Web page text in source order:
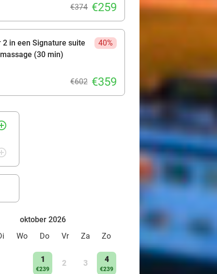
€374 €259
in een Signature suite
(30 min)
40%
€602 €359
oktober 2026
Wo Do Vr Za Zo
1
€239
2 3 4
€239